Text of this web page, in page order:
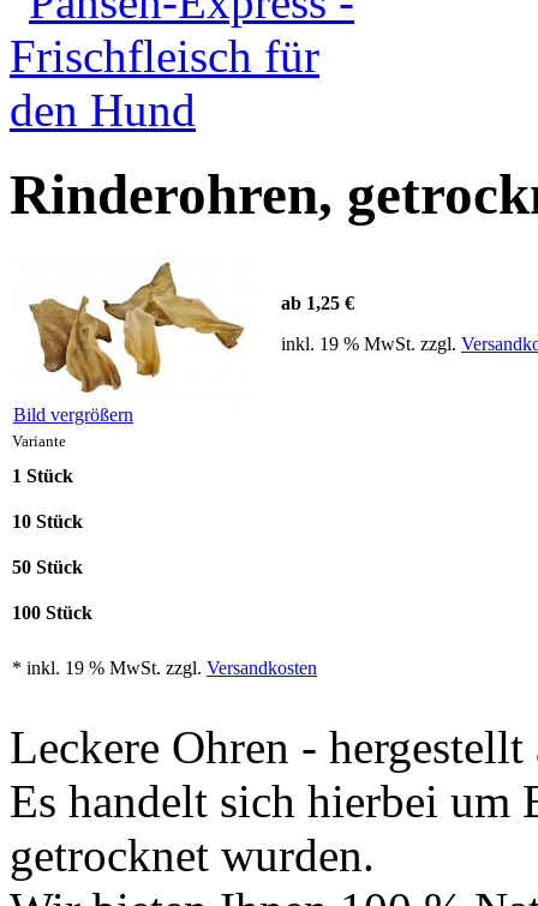
Rinderohren,
Bild vergrößern
ab 1,25 €
inkl. 19 % MwSt. zzgl.
Variante
1 Stück
10 Stück
50 Stück
100 Stück
* inkl. 19 % MwSt. zzgl. Versandkosten
Leckere Ohren -
Es handelt sich hierbei um
getrocknet wurden.